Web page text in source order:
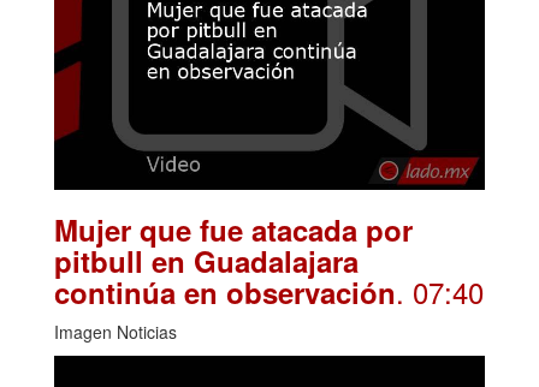
Mujer que fue atacada por
pitbull en Guadalajara
continúa en observación. 07:40
Imagen Noticias